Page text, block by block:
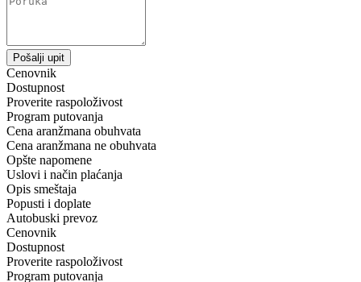
Pošalji upit
Cenovnik
Dostupnost
Proverite raspoloživost
Program putovanja
Cena aranžmana obuhvata
Cena aranžmana ne obuhvata
Opšte napomene
Uslovi i način plaćanja
Opis smeštaja
Popusti i doplate
Autobuski prevoz
Cenovnik
Dostupnost
Proverite raspoloživost
Program putovanja